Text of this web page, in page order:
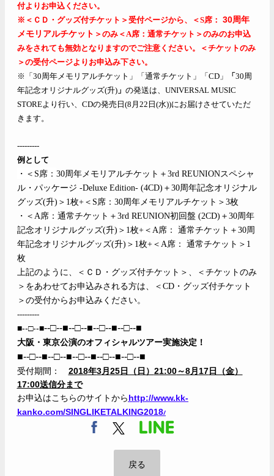
付よりお申込ください。
※＜ＣＤ・グッズ付チケット＞受付ページから、＜S席： 30周年
メモリアルチケット ＞のみ＜A席：通常チケット＞のみのお申込
みをされても無効となりますのでご注意ください。＜チケットのみ
＞の受付ページよりお申込み下さい。
※「30周年メモリアルチケット」「通常チケット」「 CD」 「 30周
年記念オリジナルグッズ(升)」 の発送は、 UNIVERSAL MUSIC
STOREより行い、 CDの発売日(8 月 22 日 (水))にお届けさせていただ
きます。
---------
例として
・＜S 席： 30周年メモリアルチケット＋3rd REUNIONスペシャ
ル・パッケージ -Deluxe Edition- (4CD) ＋ 30周年記念オリジナル
グッズ(升) ＞ 1 枚+＜ S 席： 30周年メモリアルチケット ＞ 3枚
・＜ A 席： 通常チケット＋3rd REUNION初回盤 (2CD) ＋ 30周年
記念オリジナルグッズ(升) ＞1 枚+＜ A 席： 通常チケット ＋ 30周
年記念オリジナルグッズ(升) ＞1 枚+＜ A 席： 通常チケット＞ 1
枚
上記のように、＜ＣＤ・グッズ付チケット＞、＜チケットのみ
＞をあわせてお申込みされる方は、＜CD・グッズ付チケット
＞の受付からお申込みください。
---------
■--□--■--□--■--□--■--□--■--□--■
大阪・東京公演のオフィシャルツアー実施決定！
■--□--■--□--■--□--■--□--■--□--■
受付期間： 2018年3月 25日（日） 21:00～8月 17日（金）
17:00送信分まで
お申込はこちらのサイトからhttp://www.kk-
kanko.com/SINGLIKETALKING2018/
戻る